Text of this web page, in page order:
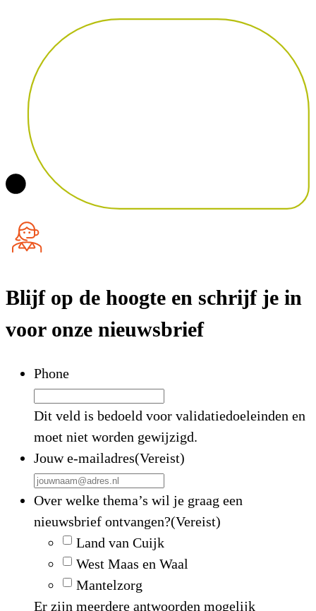
Blijf op de hoogte en schrijf je in
voor onze nieuwsbrief
Phone
Dit veld is bedoeld voor validatiedoeleinden en
moet niet worden gewijzigd.
Jouw e-mailadres(Vereist)
Over welke thema’s wil je graag een
nieuwsbrief ontvangen?(Vereist)
Land van Cuijk
West Maas en Waal
Mantelzorg
Er zijn meerdere antwoorden mogelijk